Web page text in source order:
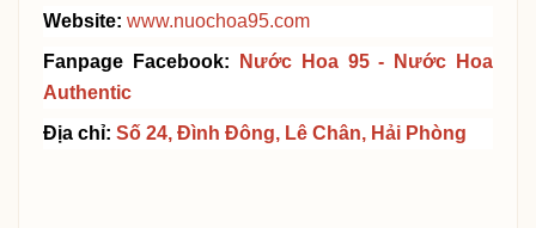
Website: www.nuochoa95.com
Fanpage Facebook:
Nước Hoa 95 - Nước Hoa
Authentic
Địa chỉ: Số 24, Đình Đông, Lê Chân, Hải Phòng